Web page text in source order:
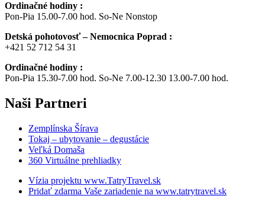
Ordinačné hodiny :
Pon-Pia 15.00-7.00 hod. So-Ne Nonstop
Detská pohotovosť – Nemocnica Poprad :
+421 52 712 54 31
Ordinačné hodiny :
Pon-Pia 15.30-7.00 hod. So-Ne 7.00-12.30 13.00-7.00 hod.
Naši Partneri
Zemplínska Šírava
Tokaj – ubytovanie – degustácie
Veľká Domaša
360 Virtuálne prehliadky
Vízia projektu www.TatryTravel.sk
Pridať zdarma Vaše zariadenie na www.tatrytravel.sk